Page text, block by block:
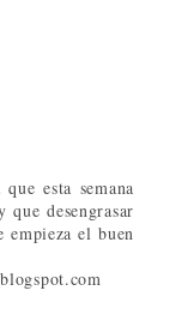
esta semana
desengrasar
empieza el buen